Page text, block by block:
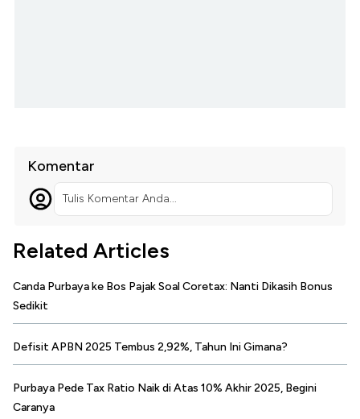
Komentar
Tulis Komentar Anda...
Related Articles
Canda Purbaya ke Bos Pajak Soal Coretax: Nanti Dikasih Bonus
Sedikit
Defisit APBN 2025 Tembus 2,92%, Tahun Ini Gimana?
Purbaya Pede Tax Ratio Naik di Atas 10% Akhir 2025, Begini
Caranya